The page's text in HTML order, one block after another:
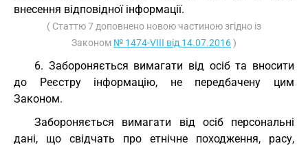
внесення відповідної інформації.
( Статтю 7 доповнено новою частиною згідно із
Законом № 1474-VIII від 14.07.2016)
6. Забороняється вимагати від осіб та вносити
до Реєстру інформацію, не передбачену цим
Законом.
Забороняється вимагати від осіб персональні
дані, що свідчать про етнічне походження, расу,